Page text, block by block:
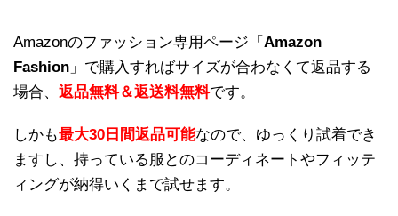
Amazonのファッション専用ページ「 Amazon
Fashion 」で購入すればサイズが合わなくて返品する
場合、 返品無料＆返送料無料です。
しかも最大30日間返品可能なので、ゆっくり試着でき
ますし、持っている服とのコーディネートやフィッテ
ィングが納得いくまで試せます。